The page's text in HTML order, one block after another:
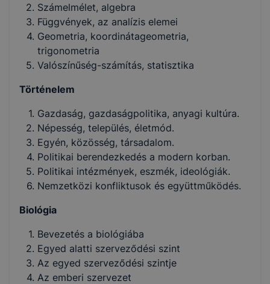
Számelmélet, algebra
Függvények, az analízis elemei
Geometria, koordinátageometria,
trigonometria
Valószínűség-számítás, statisztika
Történelem
Gazdaság, gazdaságpolitika, anyagi kultúra.
Népesség, település, életmód.
Egyén, közösség, társadalom.
Politikai berendezkedés a modern korban.
Politikai intézmények, eszmék, ideológiák.
Nemzetközi konfliktusok és együttműködés.
Biológia
Bevezetés a biológiába
Egyed alatti szerveződési szint
Az egyed szerveződési szintje
Az emberi szervezet